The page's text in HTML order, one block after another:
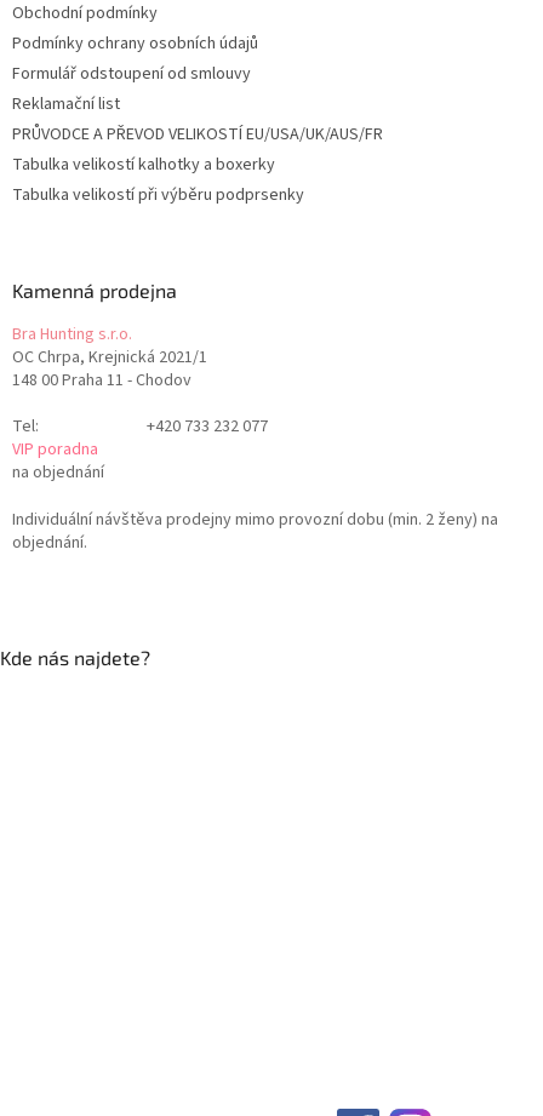
Obchodní podmínky
Podmínky ochrany osobních údajů
Formulář odstoupení od smlouvy
Reklamační list
PRŮVODCE A PŘEVOD VELIKOSTÍ EU/USA/UK/AUS/FR
Tabulka velikostí kalhotky a boxerky
Tabulka velikostí při výběru podprsenky
Kamenná prodejna
Bra Hunting s.r.o.
OC Chrpa, Krejnická 2021/1
148 00 Praha 11 - Chodov
Tel:
+420 733 232 077
VIP poradna
na objednání
Individuální návštěva prodejny mimo provozní dobu (min. 2 ženy) na
objednání.
Kde nás najdete?